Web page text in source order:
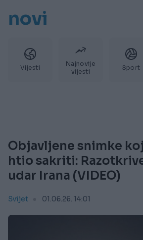
novi
Vijesti
Najnovije
vijesti
Sport
Objavljene snimke
htio sakriti:
udar Irana (VIDEO)
Svijet 01.06.26. 14:01